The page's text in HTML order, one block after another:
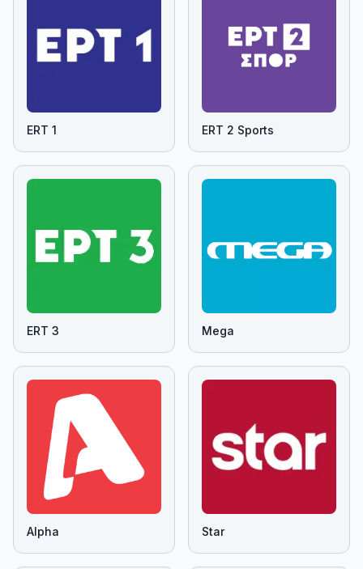
ERT 1 ERT 2 Sports
ERT 3 Mega
Alpha Star